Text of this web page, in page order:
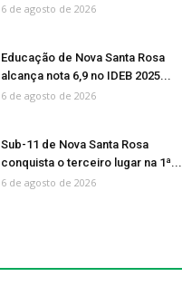
6 de agosto de 2026
Educação de Nova Santa Rosa
alcança nota 6,9 no IDEB 2025...
6 de agosto de 2026
Sub-11 de Nova Santa Rosa
conquista o terceiro lugar na 1ª...
6 de agosto de 2026